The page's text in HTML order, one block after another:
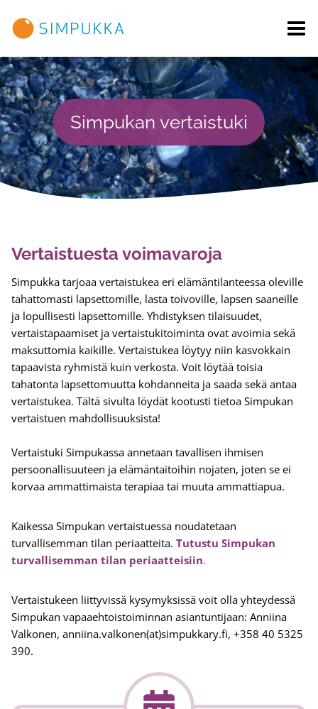
sisältöön
Simpukan vertaistuki
Vertaistuesta voimavaroja
Simpukka tarjoaa vertaistukea eri elämäntilanteessa oleville
tahattomasti lapsettomille, lasta toivoville, lapsen saaneille
ja lopullisesti lapsettomille. Yhdistyksen tilaisuudet,
vertaistapaamiset ja vertaistukitoiminta ovat avoimia sekä
maksuttomia kaikille. Vertaistukea löytyy niin kasvokkain
tapaavista ryhmistä kuin verkosta. Voit löytää toisia
tahatonta lapsettomuutta kohdanneita ja saada sekä antaa
vertaistukea. Tältä sivulta löydät kootusti tietoa Simpukan
vertaistuen mahdollisuuksista!
Vertaistuki Simpukassa annetaan tavallisen ihmisen
persoonallisuuteen ja elämäntaitoihin nojaten, joten se ei
korvaa ammattimaista terapiaa tai muuta ammattiapua.
Kaikessa Simpukan vertaistuessa noudatetaan
turvallisemman tilan periaatteita. Tutustu Simpukan
turvallisemman tilan periaatteisiin.
Vertaistukeen liittyvissä kysymyksissä voit olla yhteydessä
Simpukan vapaaehtoistoiminnan asiantuntijaan: Anniina
Valkonen, anniina.valkonen(at)simpukkary.fi, +358 40 5325
390.